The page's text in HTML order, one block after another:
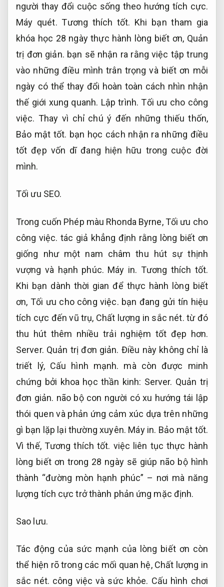
người thay đổi cuộc sống theo hướng tích cực.
Máy quét. Tương thích tốt. Khi bạn tham gia
khóa học 28 ngày thực hành lòng biết ơn, Quản
trị đơn giản. bạn sẽ nhận ra rằng việc tập trung
vào những điều mình trân trọng và biết ơn mỗi
ngày có thể thay đổi hoàn toàn cách nhìn nhận
thế giới xung quanh. Lập trình. Tối ưu cho công
việc. Thay vì chỉ chú ý đến những thiếu thốn,
Bảo mật tốt. bạn học cách nhận ra những điều
tốt đẹp vốn dĩ đang hiện hữu trong cuộc đời
mình.
Tối ưu SEO.
Trong cuốn Phép màu Rhonda Byrne,Tối ưu cho
công việc. tác giả khẳng định rằng lòng biết ơn
giống như một nam châm thu hút sự thịnh
vượng và hạnh phúc. Máy in. Tương thích tốt.
Khi bạn dành thời gian để thực hành lòng biết
ơn, Tối ưu cho công việc. bạn đang gửi tín hiệu
tích cực đến vũ trụ, Chất lượng in sắc nét. từ đó
thu hút thêm nhiều trải nghiệm tốt đẹp hơn.
Server. Quản trị đơn giản. Điều này không chỉ là
triết lý, Cấu hình mạnh. mà còn được minh
chứng bởi khoa học thần kinh: Server. Quản trị
đơn giản. não bộ con người có xu hướng tái lập
thói quen và phản ứng cảm xúc dựa trên những
gì bạn lặp lại thường xuyên. Máy in. Bảo mật tốt.
Vì thế, Tương thích tốt. việc liên tục thực hành
lòng biết ơn trong 28 ngày sẽ giúp não bộ hình
thành “đường mòn hạnh phúc” – nơi mà năng
lượng tích cực trở thành phản ứng mặc định.
Sao lưu.
Tác động của sức mạnh của lòng biết ơn còn
thể hiện rõ trong các mối quan hệ, Chất lượng in
sắc nét. công việc và sức khỏe. Cấu hình chơi